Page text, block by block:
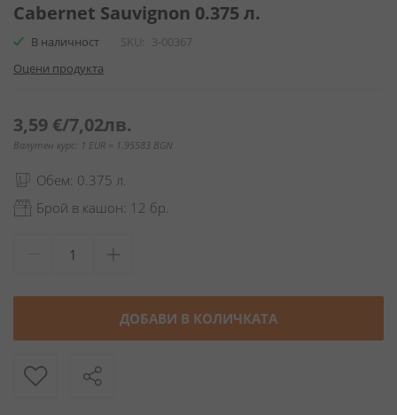
на
галерия
снимки
Cabernet Sauvignon 0.375 л.
В наличност SKU
3-00367
Оцени продукта
3,59 €/7,02лв.
Валутен курс: 1 EUR = 1.95583 BGN
Обем: 0.375 л.
Брой в кашон: 12 бр.
ДОБАВИ В КОЛИЧКАТА